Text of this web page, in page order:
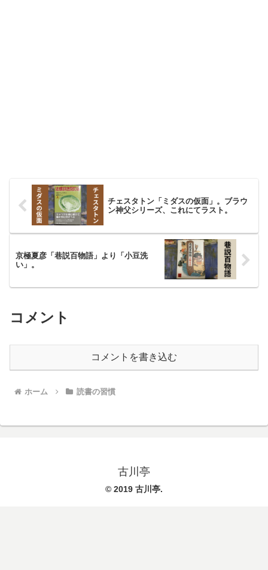
チェスタトン「ミダスの仮面」。ブラウ
ン神父シリーズ、これにてラスト。
京極夏彦「巷説百物語」より「小豆洗
い」。
コメント
コメントを書き込む
ホーム 読書の習慣
古川亭
© 2019 古川亭.